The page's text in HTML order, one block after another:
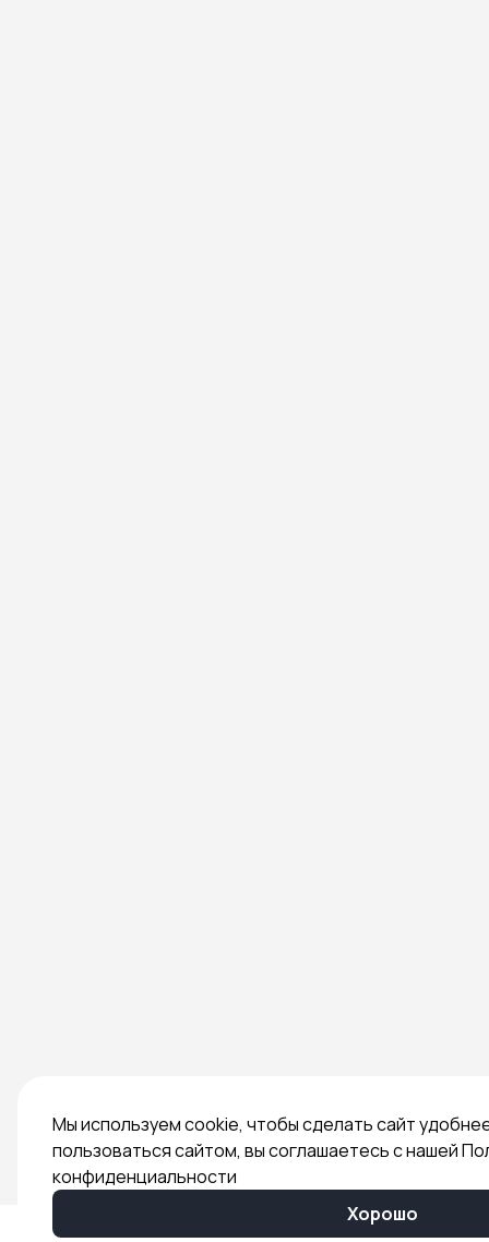
Мы используем cookie, чтобы сделать сайт
пользоваться сайтом, вы соглашаетесь с нашей
конфиденциальности
Хорошо